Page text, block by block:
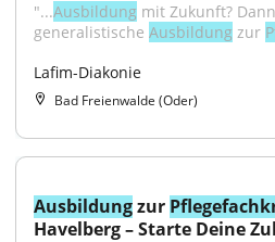
"...Ausbildung mit Zukunft?
generalistische Ausbildung zur
Lafim-Diakonie
Bad Freienwalde (Oder)
Ausbildung zur
Havelberg – Starte Deine